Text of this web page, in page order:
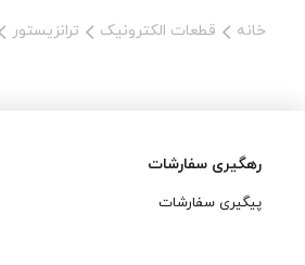
خانه قطعات الکترونیک ترانزیستور
رهگیری سفارشات
پیگیری سفارشات